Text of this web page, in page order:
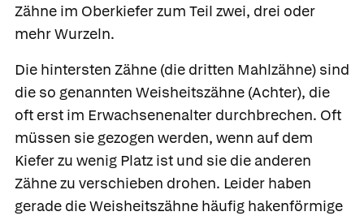
Zähne im Oberkiefer zum Teil zwei, drei oder
mehr Wurzeln.
Die hintersten Zähne (die dritten Mahlzähne) sind
die so genannten Weisheitszähne (Achter), die
oft erst im Erwachsenenalter durchbrechen. Oft
müssen sie gezogen werden, wenn auf dem
Kiefer zu wenig Platz ist und sie die anderen
Zähne zu verschieben drohen. Leider haben
gerade die Weisheitszähne häufig hakenförmige